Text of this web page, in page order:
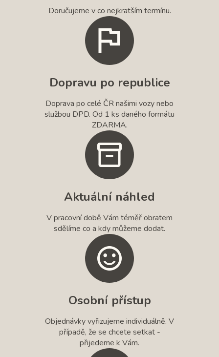
Doručujeme v co nejkratším termínu.
Dopravu po republice
Doprava po celé ČR našimi vozy nebo
službou DPD. Od 1 ks daného formátu
ZDARMA.
Aktuální náhled
V pracovní době Vám téměř obratem
sdělíme co a kdy můžeme dodat.
Osobní přístup
Objednávky vyřizujeme individuálně. V
případě, že se chcete setkat -
přijedeme k Vám.